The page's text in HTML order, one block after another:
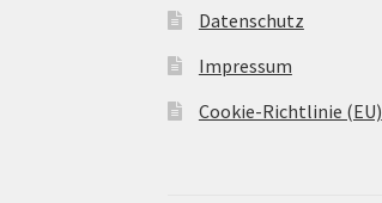
Datenschutz
Impressum
Cookie-Richtlinie (EU)